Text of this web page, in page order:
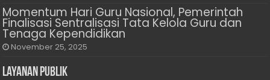
Momentum Hari Guru Nasional, Pemerintah
Finalisasi Sentralisasi Tata Kelola Guru dan
Tenaga Kependidikan
November 25, 2025
Layanan Publik